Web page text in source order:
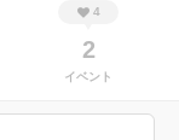
4
2
イベント